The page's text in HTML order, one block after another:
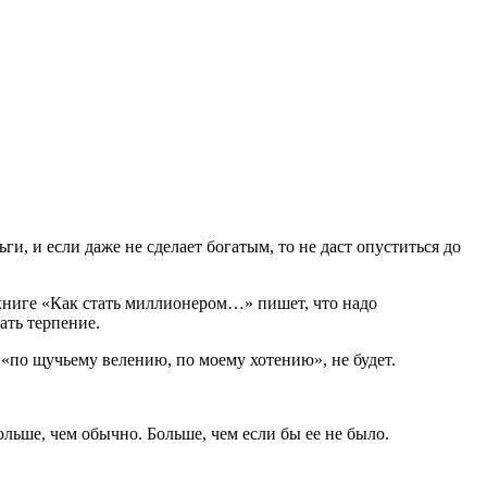
и если даже не сделает богатым, то не даст опуститься до
«Как стать миллионером…» пишет, что надо
терпение.
щучьему велению, по моему хотению», не будет.
чем обычно. Больше, чем если бы ее не было.